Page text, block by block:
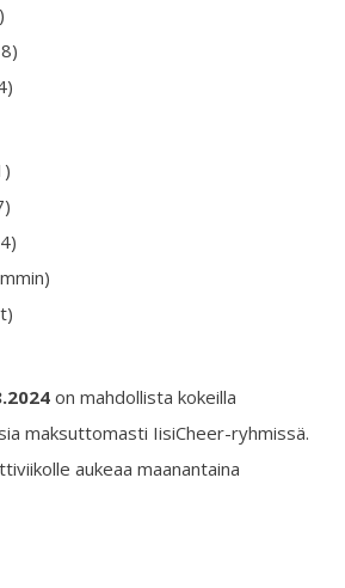
on mahdollista kokeilla
maksuttomasti IisiCheer-ryhmissä.
aukeaa maanantaina